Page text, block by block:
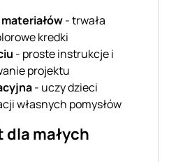
- trwała
kredki
- proste instrukcje i
projektu
- uczy dzieci
własnych pomysłów
małych